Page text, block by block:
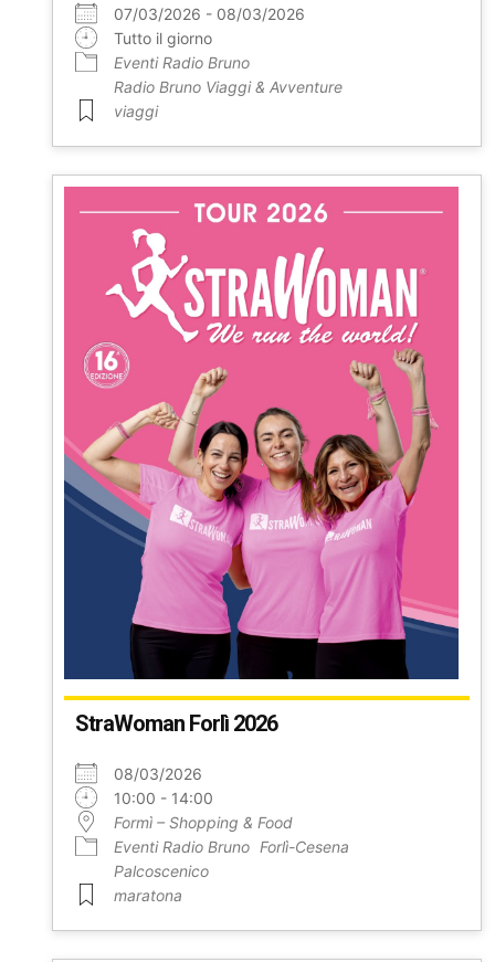
07/03/2026 - 08/03/2026
Tutto il giorno
Eventi Radio Bruno
Radio Bruno Viaggi & Avventure
viaggi
StraWoman Forlì 2026
08/03/2026
10:00 - 14:00
Formì – Shopping & Food
Eventi Radio Bruno Forlì-Cesena
Palcoscenico
maratona